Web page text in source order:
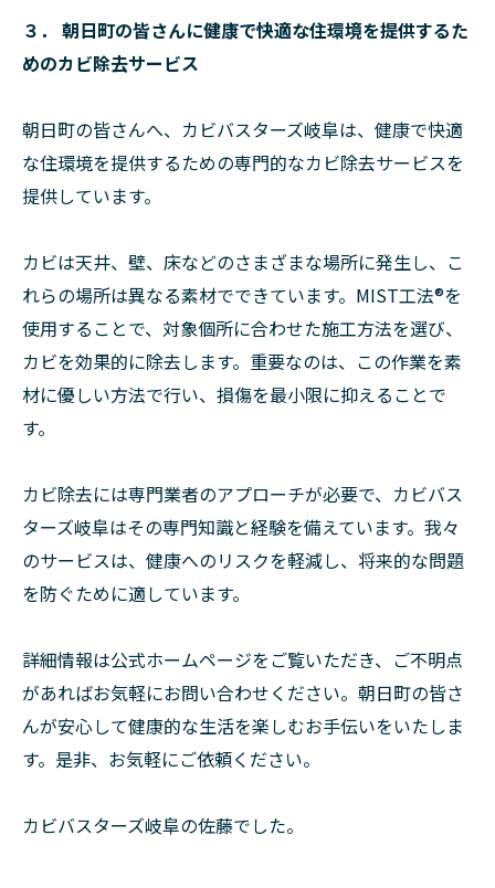
３． 朝日町の皆さんに健康で快適な住環境を提供するた
めのカビ除去サービス
朝日町の皆さんへ、カビバスターズ岐阜は、健康で快適
な住環境を提供するための専門的なカビ除去サービスを
提供しています。
カビは天井、壁、床などのさまざまな場所に発生し、こ
れらの場所は異なる素材でできています。MIST工法®を
使用することで、対象個所に合わせた施工方法を選び、
カビを効果的に除去します。重要なのは、この作業を素
材に優しい方法で行い、損傷を最小限に抑えることで
す。
カビ除去には専門業者のアプローチが必要で、カビバス
ターズ岐阜はその専門知識と経験を備えています。我々
のサービスは、健康へのリスクを軽減し、将来的な問題
を防ぐために適しています。
詳細情報は公式ホームページをご覧いただき、ご不明点
があればお気軽にお問い合わせください。朝日町の皆さ
んが安心して健康的な生活を楽しむお手伝いをいたしま
す。是非、お気軽にご依頼ください。
カビバスターズ岐阜の佐藤でした。